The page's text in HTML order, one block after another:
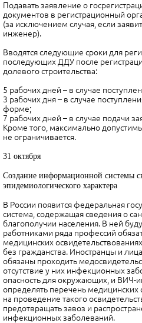
Подавать заявление о
документов в регистрационный
(за исключением случая, если
инженер).
Вводятся следующие сроки для
последующих ДДУ после
долевого строительства:
5 рабочих дней – в случае
3 рабочих дня – в случае
форме;
7 рабочих дней – в случае подачи
Кроме того, максимально
не ограничивается.
31 октября
Создание информационной системы
эпидемиологического характера
В России появится федеральная
система, содержащая сведения о
благополучии населения. В ней
работниками ряда профессий
медицинских
без гражданства. Иностранцы и
обязаны проходить
отсутствие у них инфекционных
опасность для окружающих, и ВИЧ-
определять перечень
на проведение такого
предотвращать завоз и
инфекционных заболеваний.